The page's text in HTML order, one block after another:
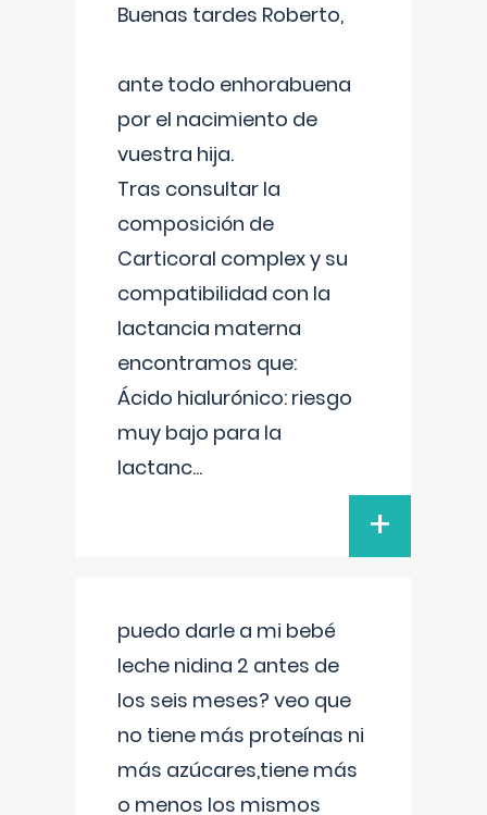
Buenas tardes Roberto,
ante todo enhorabuena
por el nacimiento de
vuestra hija.
Tras consultar la
composición de
Carticoral complex y su
compatibilidad con la
lactancia materna
encontramos que:
Ácido hialurónico: riesgo
muy bajo para la
lactanc...
+
puedo darle a mi bebé
leche nidina 2 antes de
los seis meses? veo que
no tiene más proteínas ni
más azúcares,tiene más
o menos los mismos